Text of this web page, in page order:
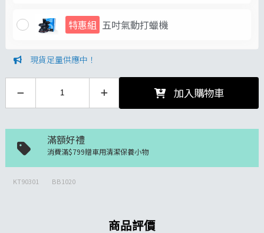
特惠組 五吋氣動打蠟機
現貨足量供應中！
加入購物車
滿額好禮
消費滿$799贈車用清潔保養小物
KT90301 BB1020
商品評價